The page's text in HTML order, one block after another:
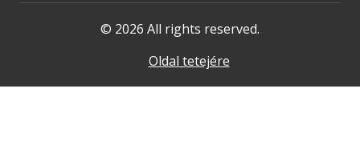
© 2026 All rights reserved.
Oldal tetejére